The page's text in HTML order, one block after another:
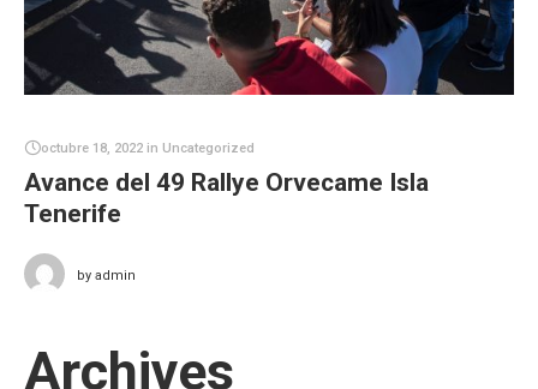
octubre 18, 2022 in Uncategorized
Avance del 49 Rallye Orvecame Isla
Tenerife
by admin
Archives